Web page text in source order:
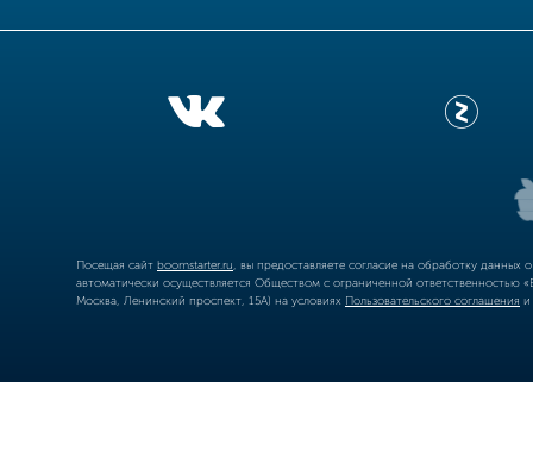
Посещая сайт boomstarter.ru , вы предоставляете согласие на обработку
автоматически осуществляется Обществом с ограниченной
Москва, Ленинский проспект, 15А) на условиях Пользовательского соглашения и